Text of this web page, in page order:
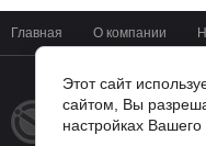
Главная О компании
© 2014 - 2026
Мир Цифровых
Этот сайт
сайтом, Вы
настройках Вашего